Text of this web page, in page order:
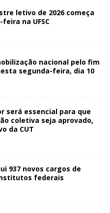
letivo de 2026 começa
na UFSC
nacional pelo fim
segunda-feira, dia 10
será essencial para que
coletiva seja aprovado,
da CUT
937 novos cargos de
federais